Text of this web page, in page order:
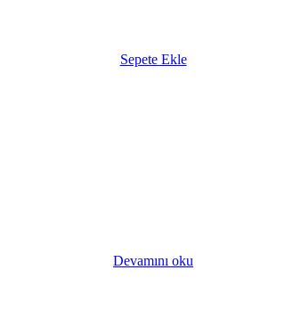
Sepete Ekle
Devamını oku